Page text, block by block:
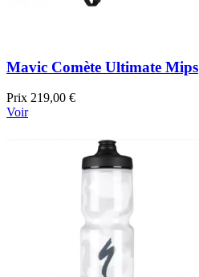
Mavic Comète Ultimate Mips
Prix 219,00 €
Voir